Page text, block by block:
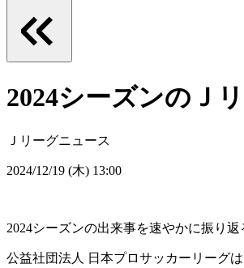
2024シーズンのＪ
Ｊリーグニュース
2024/12/19 (木) 13:00
2024シーズンの出来事を速やかに振り
公益社団法人 日本プロサッカーリーグ